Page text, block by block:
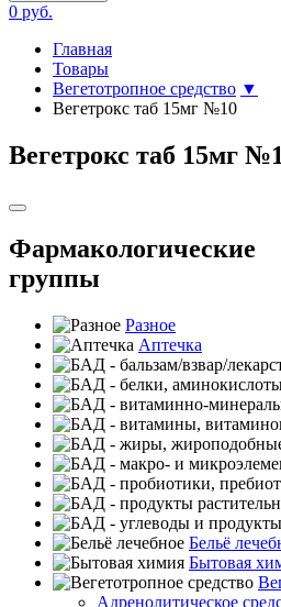
0 руб.
Главная
Товары
Вегетотропное средство ▼
Вегетрокс таб 15мг №10
Вегетрокс таб 15мг
Фармакологические
группы
Разное
Аптечка
Бельё
Бытовая
Адренолитическое